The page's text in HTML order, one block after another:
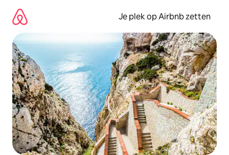
direct
naar
inhoud
Je plek op Airbnb zetten